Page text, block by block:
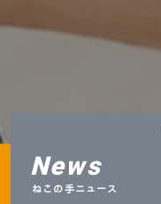
News
ねこの手ニュース